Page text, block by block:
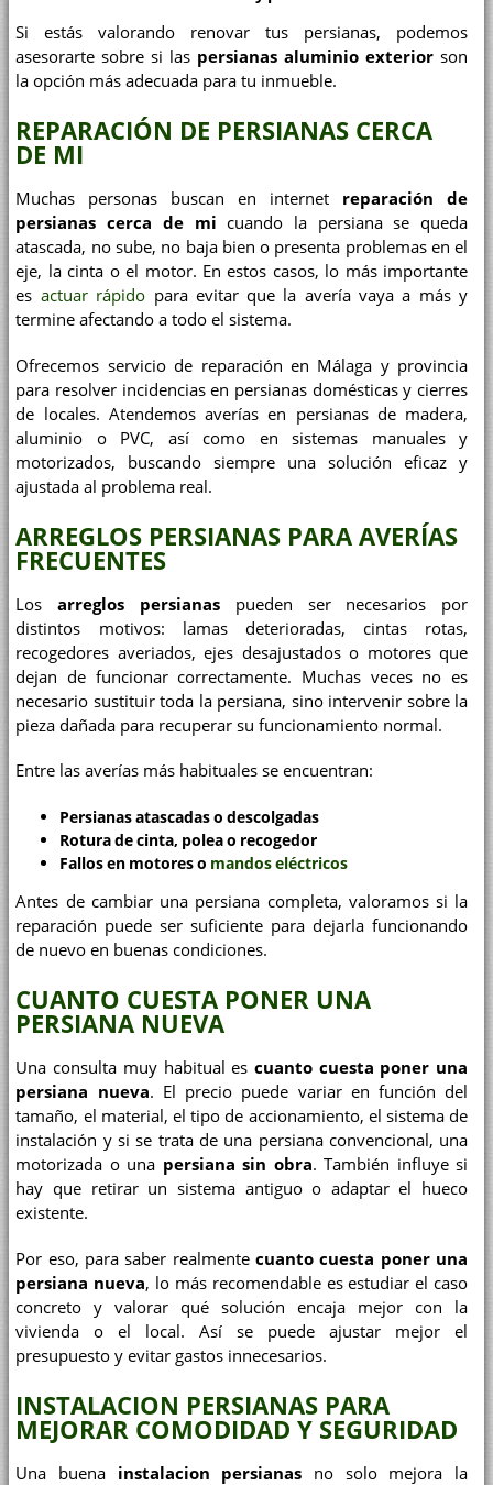
Si estás valorando renovar tus persianas, podemos
asesorarte sobre si las persianas aluminio exterior son
la opción más adecuada para tu inmueble.
REPARACIÓN DE PERSIANAS CERCA
DE MI
Muchas personas buscan en internet reparación de
persianas cerca de mi cuando la persiana se queda
atascada, no sube, no baja bien o presenta problemas en el
eje, la cinta o el motor. En estos casos, lo más importante
es actuar rápido para evitar que la avería vaya a más y
termine afectando a todo el sistema.
Ofrecemos servicio de reparación en Málaga y provincia
para resolver incidencias en persianas domésticas y cierres
de locales. Atendemos averías en persianas de madera,
aluminio o PVC, así como en sistemas manuales y
motorizados, buscando siempre una solución eficaz y
ajustada al problema real.
ARREGLOS PERSIANAS PARA AVERÍAS
FRECUENTES
Losarreglos persianas pueden ser necesarios por
distintos motivos: lamas deterioradas, cintas rotas,
recogedores averiados, ejes desajustados o motores que
dejan de funcionar correctamente. Muchas veces no es
necesario sustituir toda la persiana, sino intervenir sobre la
pieza dañada para recuperar su funcionamiento normal.
Entre las averías más habituales se encuentran:
Persianas atascadas o descolgadas
Rotura de cinta, polea o recogedor
Fallos en motores o mandos eléctricos
Antes de cambiar una persiana completa, valoramos si la
reparación puede ser suficiente para dejarla funcionando
de nuevo en buenas condiciones.
CUANTO CUESTA PONER UNA
PERSIANA NUEVA
Una consulta muy habitual escuanto cuesta poner una
persiana nueva. El precio puede variar en función del
tamaño, el material, el tipo de accionamiento, el sistema de
instalación y si se trata de una persiana convencional, una
motorizada o una persiana sin obra. También influye si
hay que retirar un sistema antiguo o adaptar el hueco
existente.
Por eso, para saber realmentecuanto cuesta poner una
persiana nueva, lo más recomendable es estudiar el caso
concreto y valorar qué solución encaja mejor con la
vivienda o el local. Así se puede ajustar mejor el
presupuesto y evitar gastos innecesarios.
INSTALACION PERSIANAS PARA
MEJORAR COMODIDAD Y SEGURIDAD
Una buena instalacion persianas no solo mejora la